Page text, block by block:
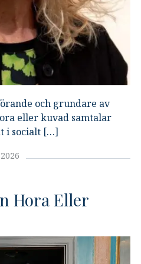
och grundare av
eller kuvad samtalar
i socialt […]
Hora Eller